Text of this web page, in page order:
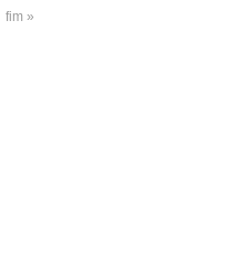
fim »